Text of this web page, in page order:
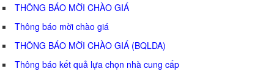
THÔNG BÁO MỜI CHÀO GIÁ
Thông báo mời chào giá
THÔNG BÁO MỜI CHÀO GIÁ (BQLDA)
Thông báo kết quả lựa chọn nhà cung cấp